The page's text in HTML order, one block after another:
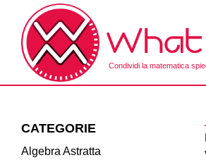
content
Condividi la matematica
CATEGORIE
Algebra Astratta